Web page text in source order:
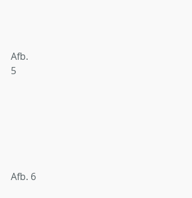
Afb.
5
Afb. 6